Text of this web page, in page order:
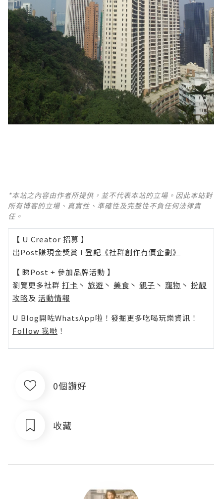
*本站之內容由作者所提供，並不代表本站的立場。因此本站對
所有博客的立場、真實性、準確性及完整性不負任何法律責
任。
【 U Creator 招募 】
出Post賺現金獎賞 l 登記《社群創作有價企劃》
【 睇Post + 參加品牌活動 】
瀏覽更多社群 打卡 丶 旅遊 丶 美食 丶 親子 丶 寵物 丶 扮靚
攻略及 活動情報
U Blog開咗WhatsApp啦！發掘更多吃喝玩樂資訊！
Follow 我哋 ！
0個讚好
收藏